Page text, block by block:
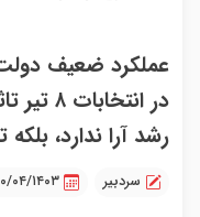
عملکرد ضعیف
در
رشد آرا ندارد، بلکه
سردبیر ۱۰/۰۴/